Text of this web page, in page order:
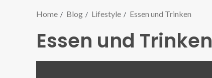
Home Blog Lifestyle Essen und Trinken
Essen und Trinken